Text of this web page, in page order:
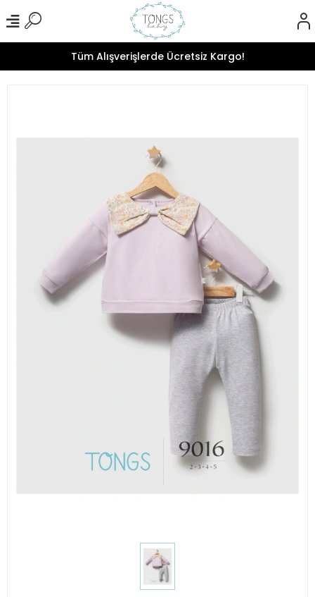
Tüm Alışverişlerde Ücretsiz Kargo!